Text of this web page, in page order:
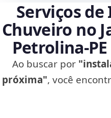
Serviços
Chuveiro no
Ao buscar por
próxima", você